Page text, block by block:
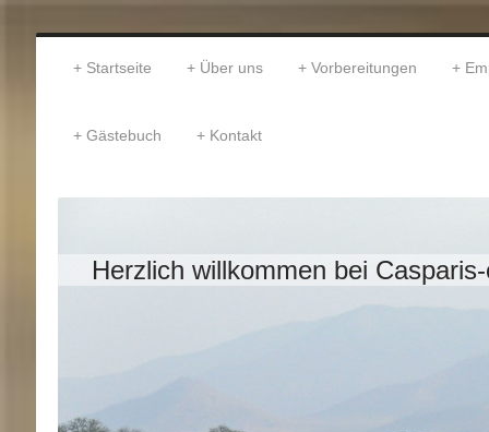
Startseite Über uns Vorbereitungen
Gästebuch Kontakt
Herzlich willkommen bei